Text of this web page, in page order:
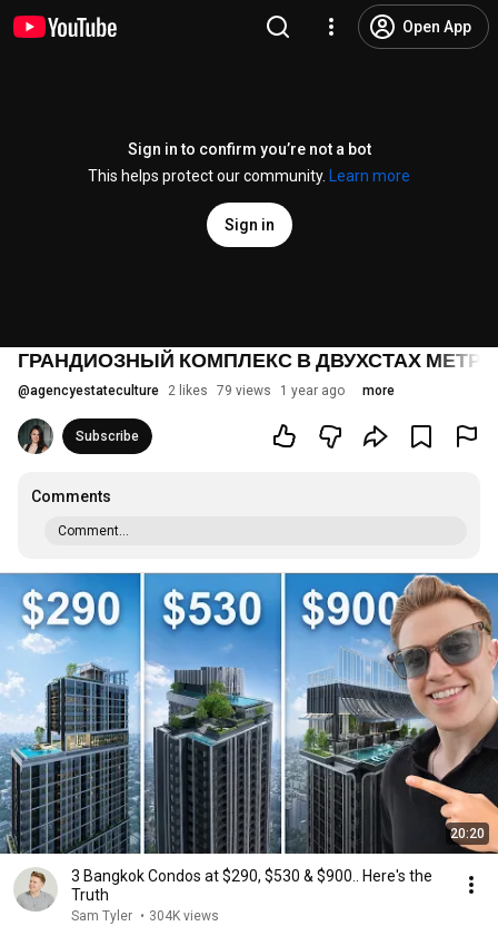
Open App
Sign in to confirm you’re not a bot
This helps protect our community.
Learn more
Sign in
ГРАНДИОЗНЫЙ КОМПЛЕКС В ДВУХСТАХ
@agencyestateculture 2 likes 79 views 1 year ago more
Subscribe
Comments
Comment...
20:20
3 Bangkok Condos at $290, $530 & $900.. Here's the
Truth
Sam Tyler • 304K views